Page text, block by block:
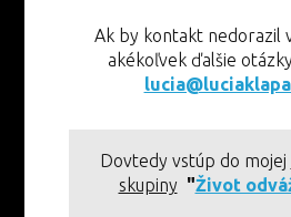
Ak by kontakt nedorazil
akékoľvek ďalšie
Dovtedy vstúp do mojej
skupiny "Život